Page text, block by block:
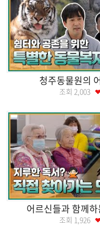
청주동물원의
조회 2,003
어르신들과 함께
조회 1,926